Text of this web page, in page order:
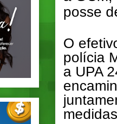
posse
O
polícia
a UPA